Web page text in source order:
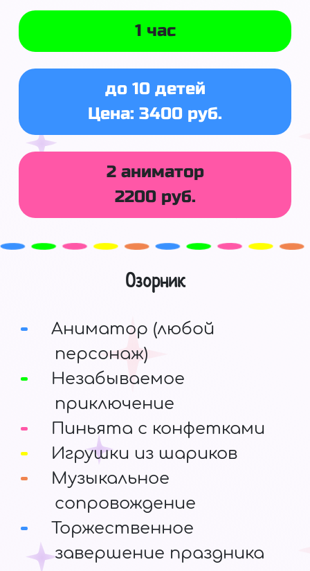
1 час
до 10 детей
Цена: 3400 руб.
2 аниматор
2200 руб.
Озорник
Аниматор (любой
персонаж)
Незабываемое
приключение
Пиньята с конфетками
Игрушки из шариков
Музыкальное
сопровождение
Торжественное
завершение праздника